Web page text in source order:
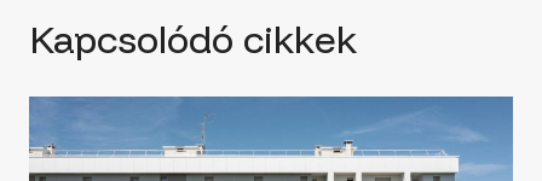
Kapcsolódó cikkek